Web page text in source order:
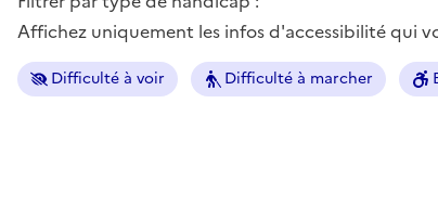
Affichez uniquement les infos d'accessibilité qui
Difficulté à voir Difficulté à marcher